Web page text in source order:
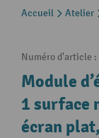
Accueil Atelier
Numéro d'article :
Module
1 surface
écran